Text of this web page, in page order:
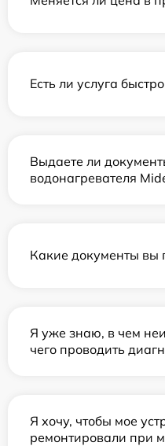
Есть ли услуга
Выдаете ли
водонагревателя
Какие документы вы
Я уже знаю, в чем
чего проводить
Я хочу, чтобы мое
ремонтировали при